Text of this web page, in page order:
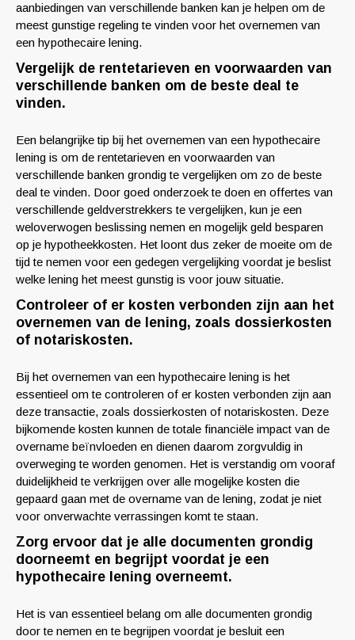
aanbiedingen van verschillende banken kan je helpen om de
meest gunstige regeling te vinden voor het overnemen van
een hypothecaire lening.
Vergelijk de rentetarieven en voorwaarden van
verschillende banken om de beste deal te
vinden.
Een belangrijke tip bij het overnemen van een hypothecaire
lening is om de rentetarieven en voorwaarden van
verschillende banken grondig te vergelijken om zo de beste
deal te vinden. Door goed onderzoek te doen en offertes van
verschillende geldverstrekkers te vergelijken, kun je een
weloverwogen beslissing nemen en mogelijk geld besparen
op je hypotheekkosten. Het loont dus zeker de moeite om de
tijd te nemen voor een gedegen vergelijking voordat je beslist
welke lening het meest gunstig is voor jouw situatie.
Controleer of er kosten verbonden zijn aan het
overnemen van de lening, zoals dossierkosten
of notariskosten.
Bij het overnemen van een hypothecaire lening is het
essentieel om te controleren of er kosten verbonden zijn aan
deze transactie, zoals dossierkosten of notariskosten. Deze
bijkomende kosten kunnen de totale financiële impact van de
overname beïnvloeden en dienen daarom zorgvuldig in
overweging te worden genomen. Het is verstandig om vooraf
duidelijkheid te verkrijgen over alle mogelijke kosten die
gepaard gaan met de overname van de lening, zodat je niet
voor onverwachte verrassingen komt te staan.
Zorg ervoor dat je alle documenten grondig
doorneemt en begrijpt voordat je een
hypothecaire lening overneemt.
Het is van essentieel belang om alle documenten grondig
door te nemen en te begrijpen voordat je besluit een